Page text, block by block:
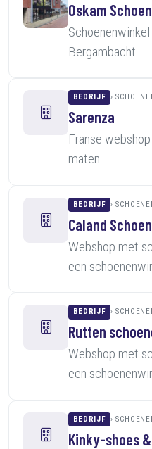
Oskam
Bergambacht
BEDRIJF
Sarenza
Franse
maten
BEDRIJF
Caland Schoen
Webshop met
een
BEDRIJF
Rutten
Webshop met
een
BEDRIJF
Kinky-shoes